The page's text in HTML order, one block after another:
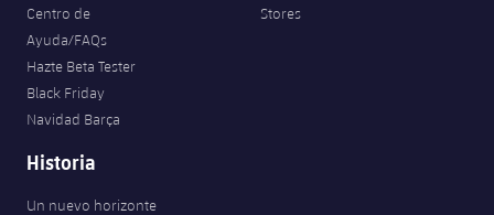
Centro de
Ayuda/FAQs
Hazte Beta Tester
Black Friday
Navidad Barça
Stores
Historia
Un nuevo horizonte